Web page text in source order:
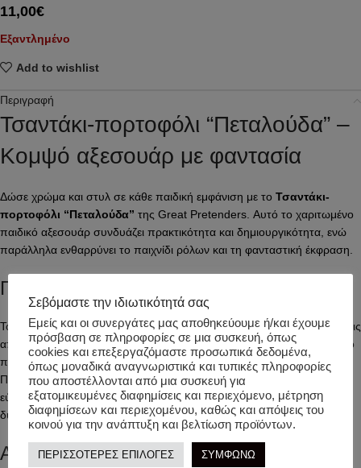
11,00€
Εξαντλημένο
Add to wishlist
Περιγραφή
Τσαντάκι-πορτοφόλι “Πεταλούδα” –
Κομψό αξεσουάρ με φαντασία
Δώσε χρώμα και στυλ σε κάθε παιδική εμφάνιση με το Τσαντάκι-
πορτοφόλι “Πεταλούδα” της Great Pretenders. Αυτό το χαριτωμένο
παιδικό αξεσουάρ συνδυάζει πρακτικότητα και δημιουργικότητα, ενώ
παράλληλα ενθαρρύνει το παιχνίδι ρόλων και τη φανταστική έκφραση.
Παιδικό τσαντάκι σε σχήμα πεταλούδας
Το τσαντάκι ξεχωρίζει χάρη στο εντυπωσιακό σχήμα πεταλούδας και τις
απαλές παστέλ αποχρώσεις στα φτερά. Το λαμπερό ασημί στο κέντρο
προσθέτει διακριτική λάμψη και ολοκληρώνει την εμφάνιση.
Παράλληλα, ο μαλακός ροζ ιμάντας προσφέρει άνετη εφαρμογή και
εύκολη μεταφορά, ώστε το παιδί να το φοράει όλη μέρα χωρίς
δυσκολία.
Αξεσουάρ μεταμφίεσης και καθημερινό
Σεβόμαστε την ιδιωτικότητά σας
Εμείς και οι συνεργάτες μας αποθηκεύουμε ή/και έχουμε
πρόσβαση σε πληροφορίες σε μια συσκευή, όπως
cookies και επεξεργαζόμαστε προσωπικά δεδομένα,
όπως μοναδικά αναγνωριστικά και τυπικές πληροφορίες
που αποστέλλονται από μια συσκευή για
εξατομικευμένες διαφημίσεις και περιεχόμενο, μέτρηση
διαφημίσεων και περιεχομένου, καθώς και απόψεις του
κοινού για την ανάπτυξη και βελτίωση προϊόντων.
ΠΕΡΙΣΣΟΤΕΡΕΣ ΕΠΙΛΟΓΕΣ ΣΥΜΦΩΝΩ